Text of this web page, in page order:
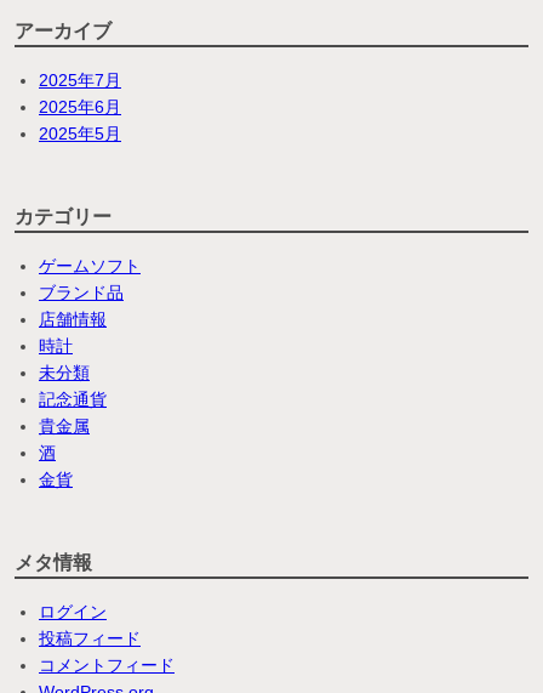
アーカイブ
2025年7月
2025年6月
2025年5月
カテゴリー
ゲームソフト
ブランド品
店舗情報
時計
未分類
記念通貨
貴金属
酒
金貨
メタ情報
ログイン
投稿フィード
コメントフィード